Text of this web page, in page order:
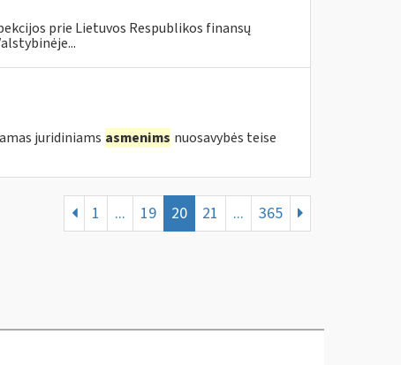
prie Lietuvos Respublikos finansų
juridiniams asmenims nuosavybės teise
1 ... 19 20 21 ... 365